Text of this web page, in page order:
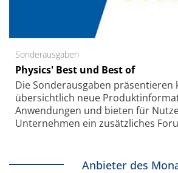
Sonderausgaben
Physics' Best und Best of
Die Sonder­ausgaben präsentieren
übersichtlich neue
Anwendungen und bieten für
Unternehmen ein zusätzliches
Anbieter des